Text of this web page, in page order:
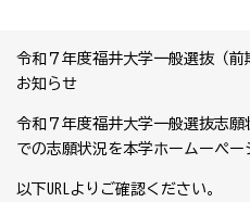
令和７年度福井大学一般選抜（
お知らせ
令和７年度福井大学一般選抜志
での志願状況を本学ホームーペー
以下URLよりご確認ください。